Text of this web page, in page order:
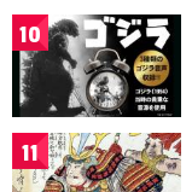
10
11